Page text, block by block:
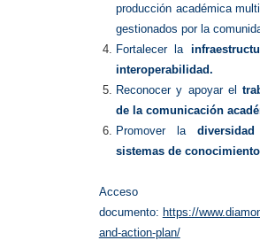
producción académica
gestionados por la
Fortalecer la
interoperabilidad.
Reconocer y apoyar el
de la comunicación
Promover la
sistemas de
documento: https://
and-action-plan/